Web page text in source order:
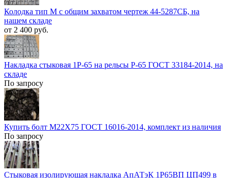
Колодка тип М с общим захватом чертеж 44-5287СБ, на
нашем складе
от 2 400 руб.
Накладка стыковая 1Р-65 на рельсы Р-65 ГОСТ 33184-2014, на
складе
По запросу
Купить болт М22Х75 ГОСТ 16016-2014, комплект из наличия
По запросу
Стыковая изолирующая накладка АпАТэК 1Р65ВП ЦП499 в